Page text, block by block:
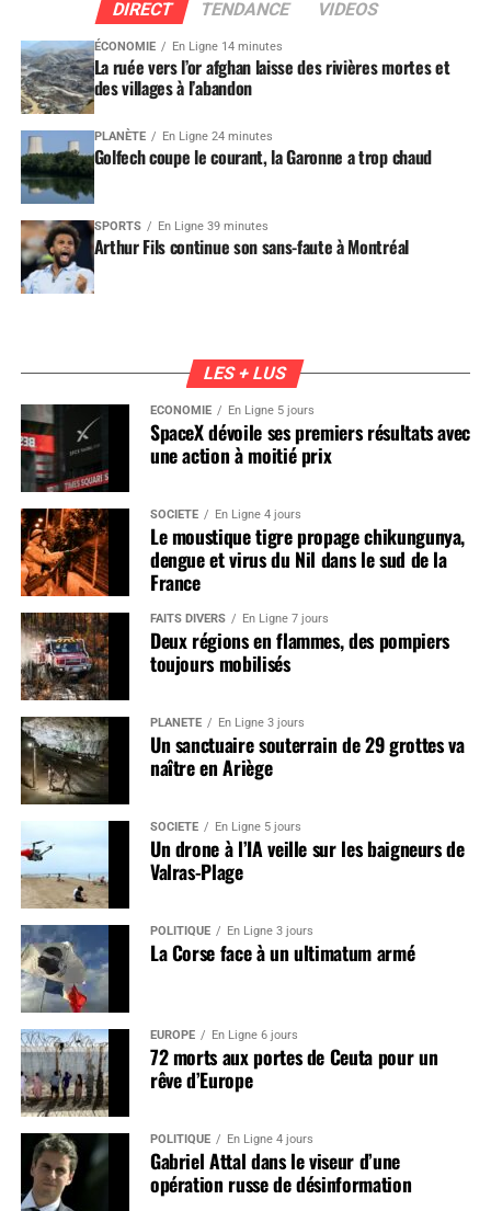
DIRECT TENDANCE VIDEOS
ÉCONOMIE En Ligne 14 minutes
La ruée vers l’or afghan laisse des rivières mortes et
des villages à l’abandon
PLANÈTE En Ligne 24 minutes
Golfech coupe le courant, la Garonne a trop chaud
SPORTS En Ligne 39 minutes
Arthur Fils continue son sans-faute à Montréal
LES + LUS
ÉCONOMIE En Ligne 5 jours
SpaceX dévoile ses premiers résultats avec
une action à moitié prix
SOCIÉTÉ En Ligne 4 jours
Le moustique tigre propage chikungunya,
dengue et virus du Nil dans le sud de la
France
FAITS DIVERS En Ligne 7 jours
Deux régions en flammes, des pompiers
toujours mobilisés
PLANÈTE En Ligne 3 jours
Un sanctuaire souterrain de 29 grottes va
naître en Ariège
SOCIÉTÉ En Ligne 5 jours
Un drone à l’IA veille sur les baigneurs de
Valras-Plage
POLITIQUE En Ligne 3 jours
La Corse face à un ultimatum armé
EUROPE En Ligne 6 jours
72 morts aux portes de Ceuta pour un
rêve d’Europe
POLITIQUE En Ligne 4 jours
Gabriel Attal dans le viseur d’une
opération russe de désinformation